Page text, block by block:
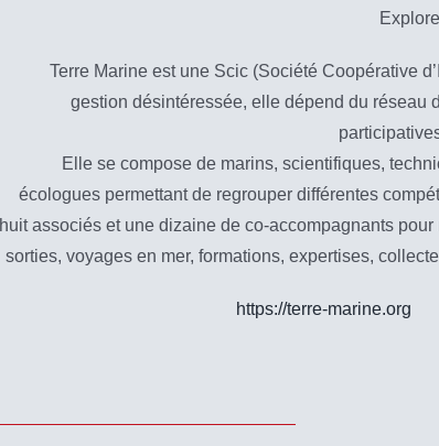
Terre Marine est une Scic (Société Coopérative
gestion désintéressée, elle dépend du réseau
Elle se compose de marins, scientifiques,
écologues permettant de regrouper différentes
huit associés et une dizaine de co-accompagnants
sorties, voyages en mer, formations, expertises,
https://terre-marine.org